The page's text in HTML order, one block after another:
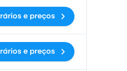
e preços
e preços